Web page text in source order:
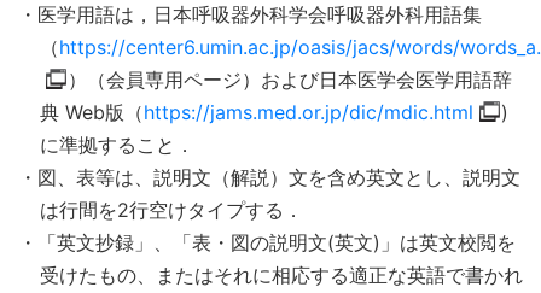
・医学用語は，日本呼吸器外科学会呼吸器外科用語集
（https://center6.umin.ac.jp/oasis/jacs/words/
）（会員専用ページ）および日本医学会医学用語辞
典 Web版（https://jams.med.or.jp/dic/mdic.html
)
に準拠すること．
・図、表等は、説明文（解説）文を含め英文とし、説明文
は行間を2行空けタイプする．
・「英文抄録」、「表・図の説明文(英文)」は英文校閲を
受けたもの、またはそれに相応する適正な英語で書かれ